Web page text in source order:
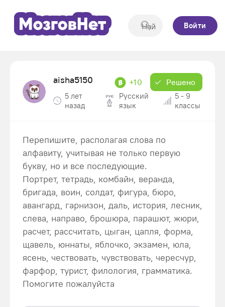
Войти
aisha5150 +10 Решено
5 лет
назад
Русский
язык
5 - 9
классы
Перепишите, располагая слова по
алфавиту, учитывая не только первую
букву, но и все последующие.
Портрет, тетрадь, комбайн, веранда,
бригада, воин, солдат, фигура, бюро,
авангард, гарнизон, даль, история, лесник,
слева, направо, брошюра, парашют, жюри,
расчет, рассчитать, цыган, цапля, форма,
щавель, юннаты, яблочко, экзамен, юла,
ясень, чествовать, чувствовать, чересчур,
фарфор, турист, филология, грамматика.
Помогите пожалуйста